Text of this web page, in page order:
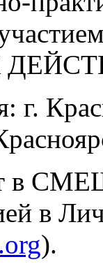
г.
в
в
).